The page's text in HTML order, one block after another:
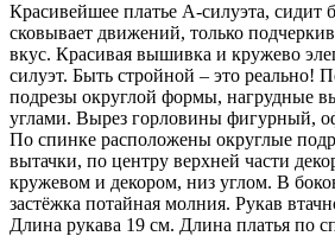
Красивейшее платье А-силуэта, сидит
сковывает движений, только
вкус. Красивая вышивка и кружево
силуэт. Быть стройной – это реально!
подрезы округлой формы, нагрудные
углами. Вырез горловины фигурный,
По спинке расположены округлые
вытачки, по центру верхней части
кружевом и декором, низ углом. В
застёжка потайная молния. Рукав
Длина рукава 19 см. Длина платья по